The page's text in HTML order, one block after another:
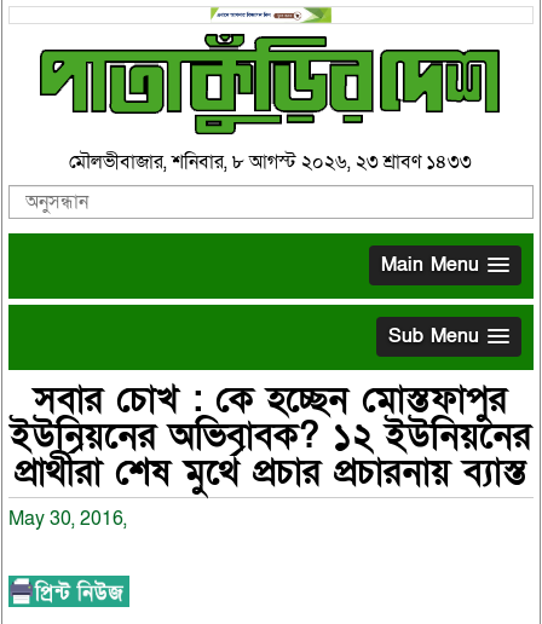
মৌলভীবাজার, শনিবার, ৮ আগস্ট ২০২৬, ২৩ শ্রাবণ ১৪৩৩
Main Menu
Sub Menu
সবার চোখ : কে হচ্ছেন মোস্তফাপুর
ইউনিয়নের অভিবাবক? ১২ ইউনিয়নের
প্রার্থীরা শেষ মুর্থে প্রচার প্রচারনায় ব্যাস্ত
May 30, 2016,